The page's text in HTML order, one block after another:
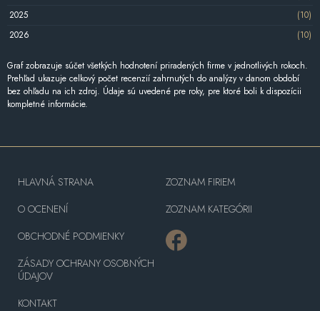
2025
(10)
2026
(10)
Graf zobrazuje súčet všetkých hodnotení priradených firme v jednotlivých rokoch.
Prehľad ukazuje celkový počet recenzií zahrnutých do analýzy v danom období
bez ohľadu na ich zdroj. Údaje sú uvedené pre roky, pre ktoré boli k dispozícii
kompletné informácie.
HLAVNÁ STRANA
O OCENENÍ
OBCHODNÉ PODMIENKY
ZÁSADY OCHRANY OSOBNÝCH
ÚDAJOV
KONTAKT
ZOZNAM FIRIEM
ZOZNAM KATEGÓRII